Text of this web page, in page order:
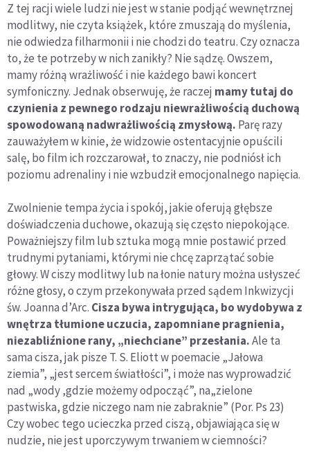
Z tej racji wiele ludzi nie jest w stanie podjąć wewnętrznej
modlitwy, nie czyta książek, które zmuszają do myślenia,
nie odwiedza filharmonii i nie chodzi do teatru. Czy oznacza
to, że te potrzeby w nich zanikły? Nie sądzę. Owszem,
mamy różną wrażliwość i nie każdego bawi koncert
symfoniczny. Jednak obserwuję, że raczej mamy tutaj do
czynienia z pewnego rodzaju niewrażliwością duchową
spowodowaną nadwrażliwością zmysłową. Parę razy
zauważyłem w kinie, że widzowie ostentacyjnie opuścili
salę, bo film ich rozczarował, to znaczy, nie podniósł ich
poziomu adrenaliny i nie wzbudził emocjonalnego napięcia.
Zwolnienie tempa życia i spokój, jakie oferują głębsze
doświadczenia duchowe, okazują się często niepokojące.
Poważniejszy film lub sztuka mogą mnie postawić przed
trudnymi pytaniami, którymi nie chcę zaprzątać sobie
głowy. W ciszy modlitwy lub na łonie natury można usłyszeć
różne głosy, o czym przekonywała przed sądem Inkwizycji
św. Joanna d’Arc. Cisza bywa intrygująca, bo wydobywa z
wnętrza tłumione uczucia, zapomniane pragnienia,
niezabliźnione rany, „niechciane” przesłania.Ale ta
sama cisza, jak pisze T. S. Eliott w poemacie „Jałowa
ziemia”, „jest sercem światłości”, i może nas wyprowadzić
nad „wody ,gdzie możemy odpocząć”, na„zielone
pastwiska, gdzie niczego nam nie zabraknie” (Por. Ps 23)
Czy wobec tego ucieczka przed ciszą, objawiająca się w
nudzie, nie jest uporczywym trwaniem w ciemności?